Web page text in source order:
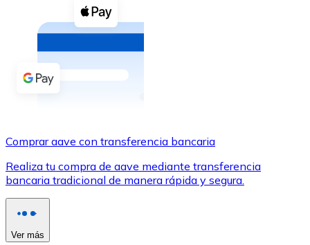
Compra criptomonedas con efectivo en tu tienda más
Comprar con efectivo
Transferencia SEPA
Utiliza tarjetas Visa y Mastercard para comprar
Comprar con tarjeta
Comprar aave con transferencia bancaria
Realiza tu compra de aave mediante transferencia
bancaria tradicional de manera rápida y segura.
Ver más